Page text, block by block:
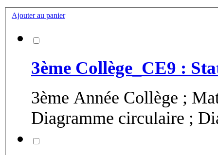
Ajouter au panier
3ème Collège_CE9 :
3ème Année Collège ;
Diagramme circulaire ;